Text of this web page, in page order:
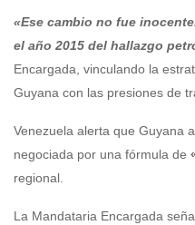
«Ese cambio no fue
el año 2015 del hallazgo
Encargada, vinculando la
Guyana con las presiones de
Venezuela alerta que Guyana
negociada por una fórmula de
regional.
La Mandataria Encargada